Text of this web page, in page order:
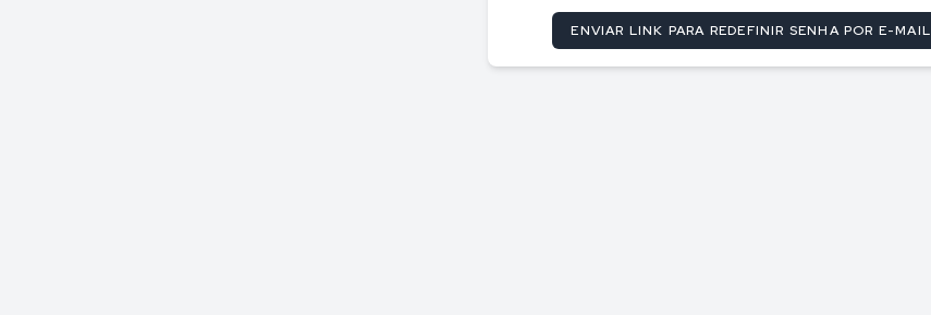
ENVIAR LINK PARA REDEFINIR SENHA POR E-MAIL